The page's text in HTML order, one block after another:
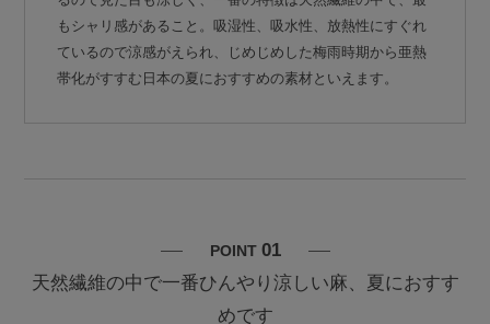
もシャリ感があること。吸湿性、吸水性、放熱性にすぐれ
ているので涼感がえられ、じめじめした梅雨時期から亜熱
帯化がすすむ日本の夏におすすめの素材といえます。
POINT 01
天然繊維の中で一番ひんやり涼しい麻、夏におすす
めです